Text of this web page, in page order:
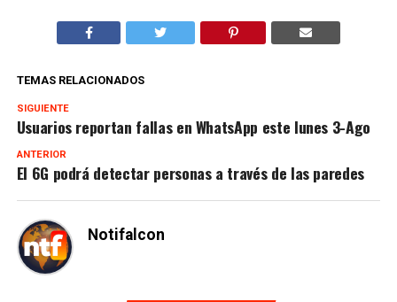
TEMAS RELACIONADOS
SIGUIENTE
Usuarios reportan fallas en WhatsApp este lunes 3-Ago
ANTERIOR
El 6G podrá detectar personas a través de las paredes
Notifalcon